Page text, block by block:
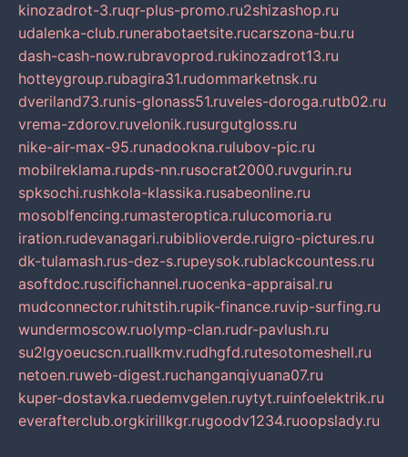
kinozadrot-3.ruqr-plus-promo.ru2shizashop.ru
udalenka-club.runerabotaetsite.rucarszona-bu.ru
dash-cash-now.rubravoprod.rukinozadrot13.ru
hotteygroup.rubagira31.rudommarketnsk.ru
dveriland73.runis-glonass51.ruveles-doroga.rutb02.ru
vrema-zdorov.ruvelonik.rusurgutgloss.ru
nike-air-max-95.runadookna.rulubov-pic.ru
mobilreklama.rupds-nn.rusocrat2000.ruvgurin.ru
spksochi.rushkola-klassika.rusabeonline.ru
mosoblfencing.rumasteroptica.rulucomoria.ru
iration.rudevanagari.rubiblioverde.ruigro-pictures.ru
dk-tulamash.rus-dez-s.rupeysok.rublackcountess.ru
asoftdoc.ruscifichannel.ruocenka-appraisal.ru
mudconnector.ruhitstih.rupik-finance.ruvip-surfing.ru
wundermoscow.ruolymp-clan.rudr-pavlush.ru
su2lgyoeucscn.ruallkmv.rudhgfd.rutesotomeshell.ru
netoen.ruweb-digest.ruchanganqiyuana07.ru
kuper-dostavka.ruedemvgelen.ruytyt.ruinfoelektrik.ru
everafterclub.orgkirillkgr.rugoodv1234.ruoopslady.ru